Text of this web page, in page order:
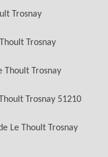
Trosnay
Trosnay
Thoult Trosnay
Trosnay 51210
Le Thoult Trosnay